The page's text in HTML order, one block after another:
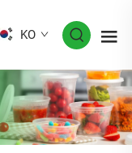
KO